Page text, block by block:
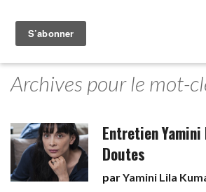
Archives pour le mot-
Entretien
Doutes
parYamini Lila